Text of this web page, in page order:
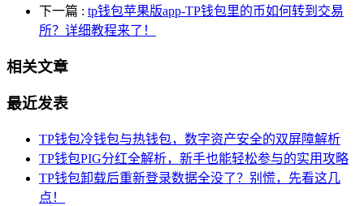
下一篇 : tp钱包苹果版app-TP钱包里的币如何转到交易
所？详细教程来了！
相关文章
最近发表
TP钱包冷钱包与热钱包，数字资产安全的双屏障解析
TP钱包PIG分红全解析，新手也能轻松参与的实用攻略
TP钱包卸载后重新登录数据全没了？别慌，先看这几
点！